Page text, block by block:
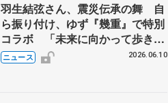
羽生結弦さん、震災伝承の舞 自
ら振り付け、ゆず『幾重』で特別
コラボ 「未来に向かって歩き出
す」
ニュース 2026.06.10